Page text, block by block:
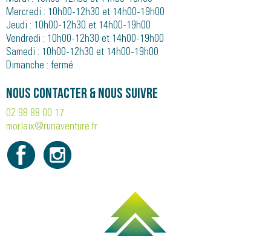
Mercredi : 10h00-12h30 et 14h00-19h00
Jeudi : 10h00-12h30 et 14h00-19h00
Vendredi : 10h00-12h30 et 14h00-19h00
Samedi : 10h00-12h30 et 14h00-19h00
Dimanche : fermé
Nous contacter & nous suivre
02 98 88 00 17
morlaix@runaventure.fr